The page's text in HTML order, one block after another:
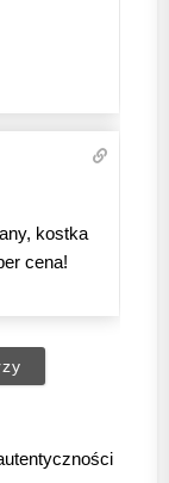
kostka
cena!